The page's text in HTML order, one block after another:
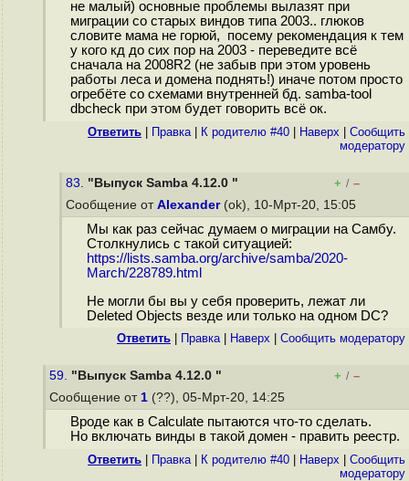
не малый) основные проблемы вылазят при
миграции со старых виндов типа 2003.. глюков
словите мама не горюй, посему рекомендация к тем
у кого кд до сих пор на 2003 - переведите всё
сначала на 2008R2 (не забыв при этом уровень
работы леса и домена поднять!) иначе потом просто
огребёте со схемами внутренней бд. samba-tool
dbcheck при этом будет говорить всё ок.
Ответить Правка| К родителю #40 Наверх
Cообщить
модератору
83. "Выпуск Samba 4.12.0 " + / –
Сообщение от Alexander(ok), 10-Мрт-20, 15:05
Мы как раз сейчас думаем о миграции на Самбу.
Столкнулись с такой ситуацией:
https://lists.samba.org/archive/samba/2020-
March/228789.html
Не могли бы вы у себя проверить, лежат ли
Deleted Objects везде или только на одном DC?
Ответить Правка| Наверх Cообщить модератору
59. "Выпуск Samba 4.12.0 " + / –
Сообщение от 1 (??), 05-Мрт-20, 14:25
Вроде как в Calculate пытаются что-то сделать.
Но включать винды в такой домен - править реестр.
Ответить Правка| К родителю #40 Наверх
Cообщить
модератору